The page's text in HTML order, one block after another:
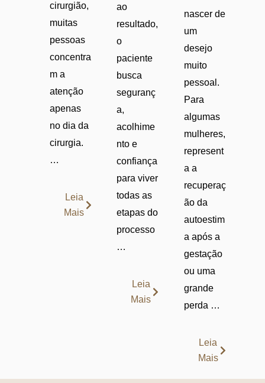
cirurgião,
muitas
pessoas
concentra
m a
atenção
apenas
no dia da
cirurgia.
…
Leia
Mais
ao
resultado,
o
paciente
busca
seguranç
a,
acolhime
nto e
confiança
para viver
todas as
etapas do
processo
…
Leia
Mais
nascer de
um
desejo
muito
pessoal.
Para
algumas
mulheres,
represent
a a
recuperaç
ão da
autoestim
a após a
gestação
ou uma
grande
perda …
Leia
Mais